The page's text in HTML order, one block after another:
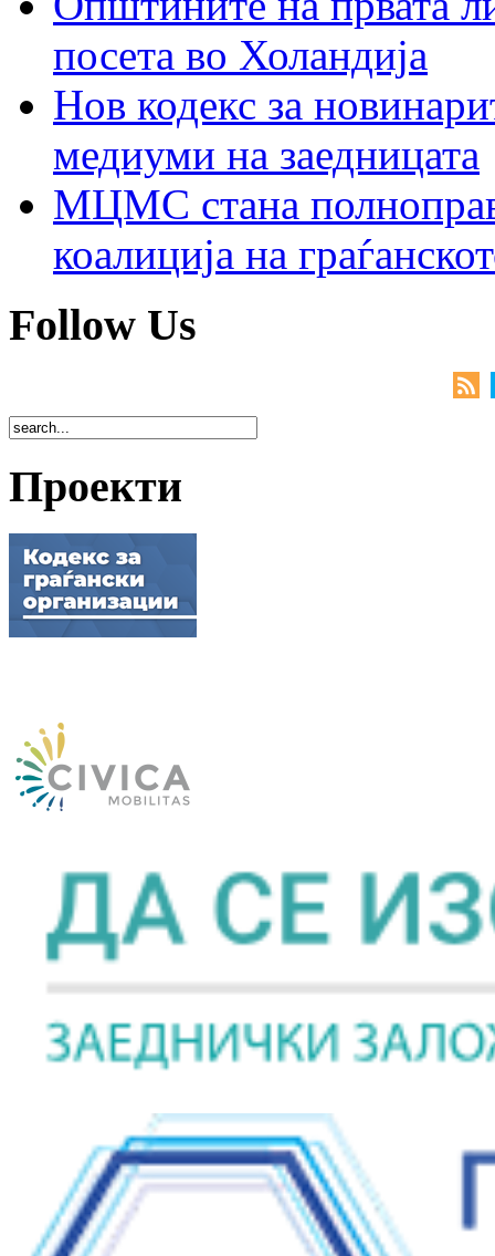
посета во Холандија
Нов кодекс за
медиуми на заедницата
МЦМС стана
коалиција на
Follow Us
Проекти